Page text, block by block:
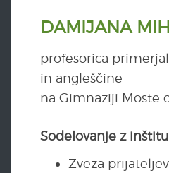
DAMIJANA
profesorica
in angleščine
na Gimnaziji Moste
Sodelovanje z
Zveza